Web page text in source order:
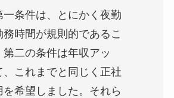
一条件は、とにかく夜勤
務時間が規則的であるこ
第二の条件は年収アッ
、これまでと同じく正社
を希望しました。それら